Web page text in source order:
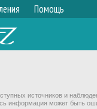
Помощь
источников и
информация может быть